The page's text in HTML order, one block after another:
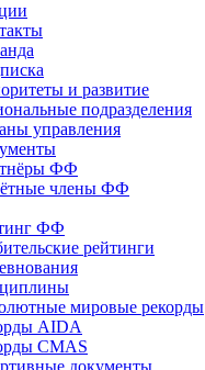
и развитие
подразделения
управления
ФФ
члены ФФ
ФФ
рейтинги
мировые рекорды
AIDA
CMAS
документы